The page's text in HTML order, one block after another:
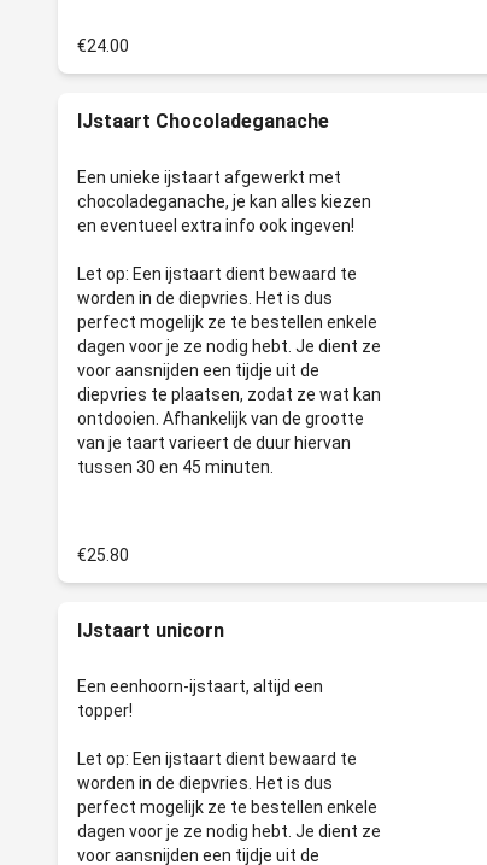
€24.00
IJstaart Chocoladeganache
Een unieke ijstaart afgewerkt met
chocoladeganache, je kan alles kiezen
en eventueel extra info ook ingeven!
Let op: Een ijstaart dient bewaard te
worden in de diepvries. Het is dus
perfect mogelijk ze te bestellen enkele
dagen voor je ze nodig hebt. Je dient ze
voor aansnijden een tijdje uit de
diepvries te plaatsen, zodat ze wat kan
ontdooien. Afhankelijk van de grootte
van je taart varieert de duur hiervan
€25.80
IJstaart unicorn
Een eenhoorn-ijstaart, altijd een
topper!
Let op: Een ijstaart dient bewaard te
worden in de diepvries. Het is dus
perfect mogelijk ze te bestellen enkele
dagen voor je ze nodig hebt. Je dient ze
voor aansnijden een tijdje uit de